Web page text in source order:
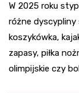
W 2025 roku
różne dyscypliny
koszykówka,
zapasy, piłka
olimpijskie czy